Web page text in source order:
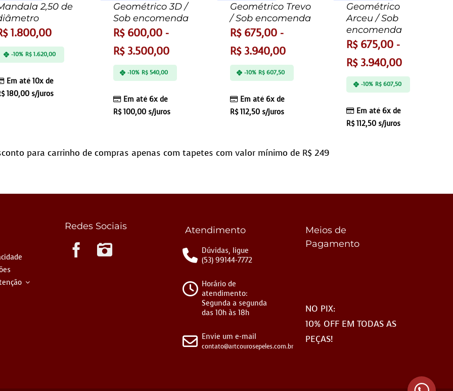
2,50 de
1.800,00
Em até 10x de
180,00 s/juros
-10% R$1.620,00
Geométrico 3D /
Sob encomenda
R$600,00 -
R$3.500,00
Em até 6x de
R$100,00s/juros
-10% R$ 540,00
Geométrico Trevo
/ Sob encomenda
R$675,00 -
R$3.940,00
Em até 6x de
R$112,50s/juros
-10% R$ 607,50
Geométrico
Arceu / Sob
encomenda
R$675,00 -
R$3.940,00
Em até 6x de
R$112,50 s/juros
-10% R$607,50
para carrinho de compras apenas com tapetes com valor mínimo de R$ 249
Redes Sociais Atendimento
Dúvidas, ligue
(53) 99144-7772
Horário de
atendimento:
Segunda a segunda
das 10h às 18h
Envie um e-mail
contato@artcourosepeles.com.br
Meios de
Pagamento
NO PIX:
10% OFF EM TODAS AS
PEÇAS!